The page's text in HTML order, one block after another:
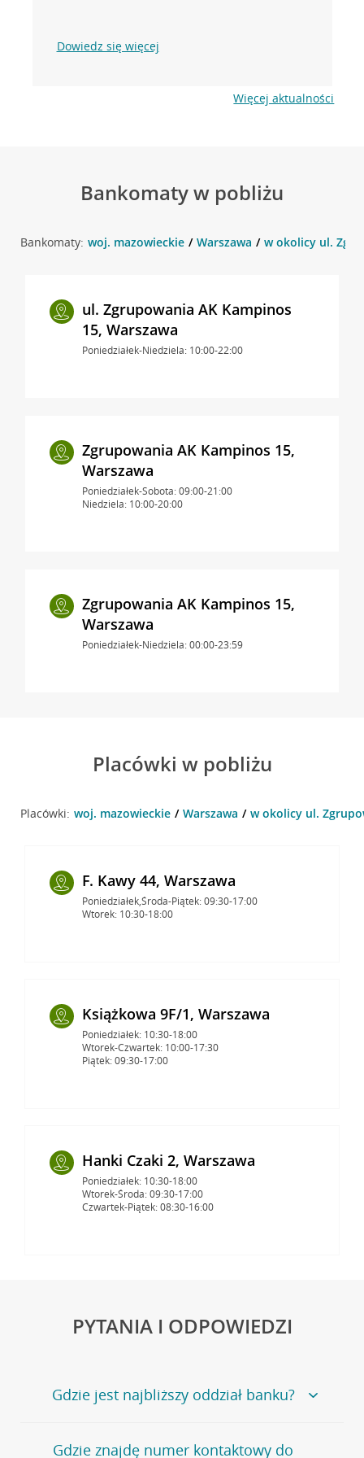
Dowiedz się więcej
Więcej aktualności
Bankomaty w pobliżu
Bankomaty: woj. mazowieckie Warszawa w okolicy ul.
ul. Zgrupowania AK Kampinos
15, Warszawa
Poniedziałek-Niedziela: 10:00-22:00
Zgrupowania AK Kampinos 15,
Warszawa
Poniedziałek-Sobota: 09:00-21:00
Niedziela: 10:00-20:00
Zgrupowania AK Kampinos 15,
Warszawa
Poniedziałek-Niedziela: 00:00-23:59
Placówki w pobliżu
Placówki: woj. mazowieckie Warszawa w okolicy ul.
F. Kawy 44, Warszawa
Poniedziałek,Środa-Piątek: 09:30-17:00
Wtorek: 10:30-18:00
Książkowa 9F/1, Warszawa
Poniedziałek: 10:30-18:00
Wtorek-Czwartek: 10:00-17:30
Piątek: 09:30-17:00
Hanki Czaki 2, Warszawa
Poniedziałek: 10:30-18:00
Wtorek-Środa: 09:30-17:00
Czwartek-Piątek: 08:30-16:00
PYTANIA I ODPOWIEDZI
Gdzie jest najbliższy oddział banku?
Jeśli szukasz oddziału naszego banku, zapraszamy na
Gdzie znajdę numer kontaktowy do